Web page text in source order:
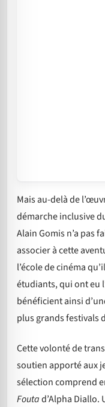
Mais au-delà de
démarche inclusive
Alain Gomis n’a pas
associer à cette
l’école de cinéma
étudiants, qui ont eu
bénéficient ainsi
plus grands festivals
Cette volonté de
soutien apporté aux
sélection comprend
Foutad’Alpha Diallo.